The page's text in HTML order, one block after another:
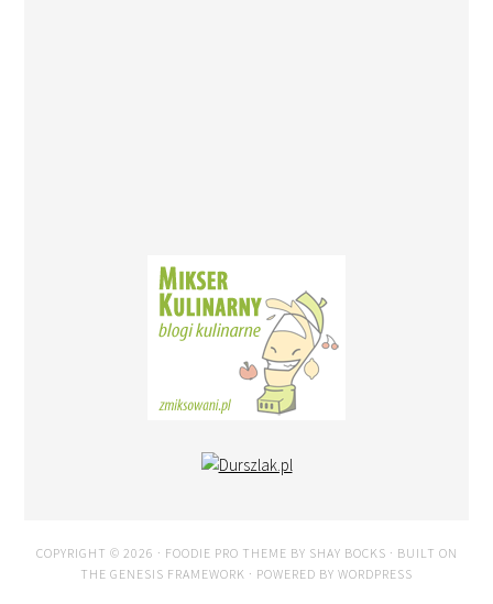
COPYRIGHT © 2026 · FOODIE PRO THEME BY SHAY BOCKS · BUILT ON
THE GENESIS FRAMEWORK · POWERED BY WORDPRESS